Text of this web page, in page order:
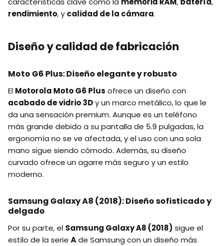
rendimiento, y calidad de la cámara.
Diseño y calidad de fabricación
Moto G6 Plus: Diseño elegante y robusto
El Motorola Moto G6 Plus ofrece un diseño con
acabado de vidrio 3Dy un marco metálico, lo que le
da una sensación premium. Aunque es un teléfono
más grande debido a su pantalla de 5.9 pulgadas, la
ergonomía no se ve afectada, y el uso con una sola
mano sigue siendo cómodo. Además, su diseño
curvado ofrece un agarre más seguro y un estilo
moderno.
Samsung Galaxy A8 (2018): Diseño sofisticado y
delgado
Por su parte, el Samsung Galaxy A8 (2018) sigue el
estilo de la serie Ade Samsung con un diseño más